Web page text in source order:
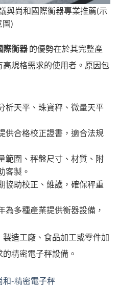
與尚和國際衡器專業推薦(示
圖)
際衡器 的優勢在於其完整產
規格需求的使用者。原因包
析天平、珠寶秤、微量天平
供合格校正證書，適合法規
範圍、秤盤尺寸、材質、附
客製。
協助校正、維護，確保秤重
為多種產業提供衡器設備，
造工廠、食品加工或零件加
精密電子秤設備。
和-精密電子秤